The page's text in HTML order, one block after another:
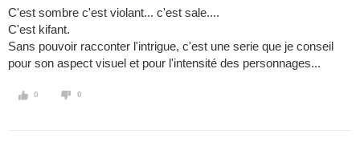
C'est sombre c'est violant... c'est sale....
C'est kifant.
Sans pouvoir racconter l'intrigue, c'est une serie que je conseil
pour son aspect visuel et pour l'intensité des personnages...
0 0